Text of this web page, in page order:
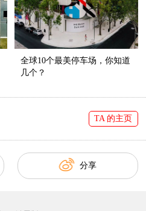
全球10个最美停车场，你知道
几个？
TA 的主页
分享